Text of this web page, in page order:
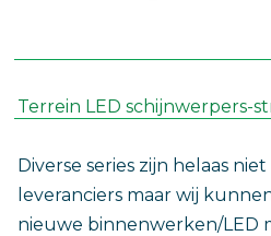
Terrein LED schijnwerpers-
Diverse series zijn helaas
leveranciers maar wij
nieuwe binnenwerken/LED